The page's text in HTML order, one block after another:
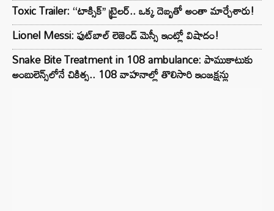
Toxic Trailer: ‘‘టాక్సిక్’’ ట్రైలర్.. ఒక్క దెబ్బతో అంతా మార్చేశారు!
Lionel Messi: ఫుట్‌బాల్ లెజెండ్ మెస్సీ ఇంట్లో విషాదం!
Snake Bite Treatment in 108 ambulance: పాముకాటుకు
అంబులెన్స్‌లోనే చికిత్స.. 108 వాహనాల్లో తొలిసారి ఇంజక్షన్లు